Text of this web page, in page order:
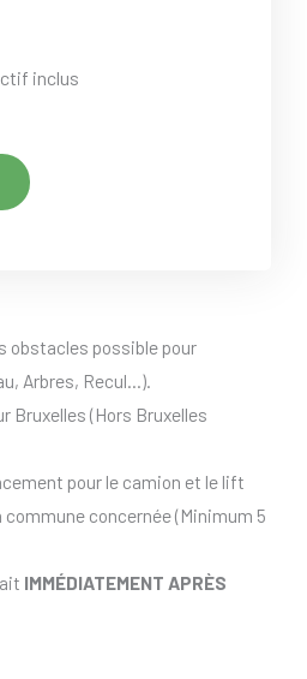
inclus
obstacles possible pour
Arbres, Recul…).
Bruxelles (Hors Bruxelles
pour le camion et le lift
concernée (Minimum 5
IMMÉDIATEMENT APRÈS